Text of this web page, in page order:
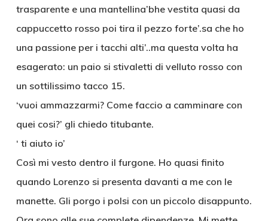
trasparente e una mantellina’bhe vestita quasi da
cappuccetto rosso poi tira il pezzo forte’.sa che ho
una passione per i tacchi alti’..ma questa volta ha
esagerato: un paio si stivaletti di velluto rosso con
un sottilissimo tacco 15.
‘vuoi ammazzarmi? Come faccio a camminare con
quei cosi?’ gli chiedo titubante.
‘ ti aiuto io’
Così mi vesto dentro il furgone. Ho quasi finito
quando Lorenzo si presenta davanti a me con le
manette. Gli porgo i polsi con un piccolo disappunto.